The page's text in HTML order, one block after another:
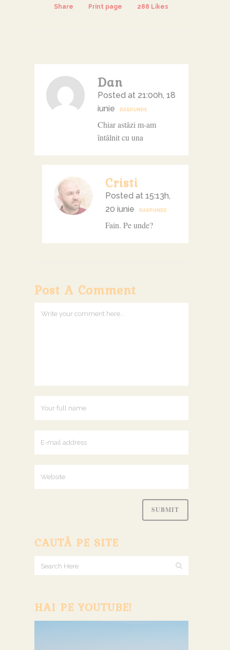
Share Print page 288 Likes
Dan
Posted at 21:00h, 18
iunie
RĂSPUNDE
Chiar astăzi m-am
întâlnit cu una
Cristi
Posted at 15:13h,
20 iunie
RĂSPUNDE
Fain. Pe unde?
Post A Comment
CAUTĂ PE SITE
HAI PE YOUTUBE!